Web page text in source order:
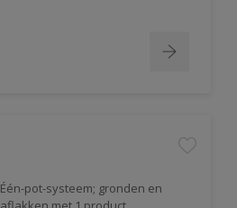
Één-pot-systeem; gronden en